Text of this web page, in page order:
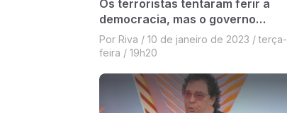
Os terroristas tentaram ferir a
democracia, mas o governo
mostrou força e coragem
Por Riva / 10 de janeiro de 2023 / terça-
feira / 19h20